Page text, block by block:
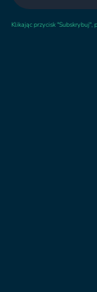
Klikając przycisk "Subskrybuj",